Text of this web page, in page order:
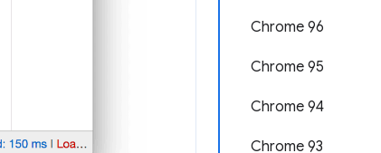
Chrome 96
Chrome 95
Chrome 94
Chrome 93